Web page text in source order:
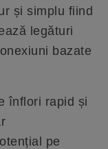
și simplu fiind
legături
bazate
înflori rapid și
pe